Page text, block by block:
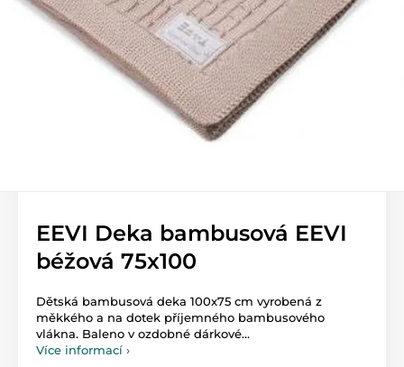
EEVI Deka bambusová EEVI
béžová 75x100
Dětská bambusová deka 100x75 cm vyrobená z
měkkého a na dotek příjemného bambusového
vlákna. Baleno v ozdobné dárkové...
Více informací ›